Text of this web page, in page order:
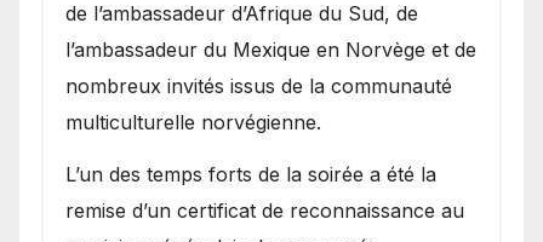
de l’ambassadeur d’Afrique du Sud, de
l’ambassadeur du Mexique en Norvège et de
nombreux invités issus de la communauté
multiculturelle norvégienne.
​L’un des temps forts de la soirée a été la
remise d’un certificat de reconnaissance au